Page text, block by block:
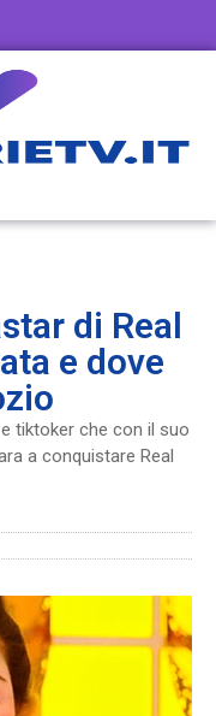
di Real
e dove
tiktoker che con il suo
a conquistare Real